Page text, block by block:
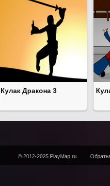
Кулак Дракона 3
© 2012-2025 PlayMap.ru